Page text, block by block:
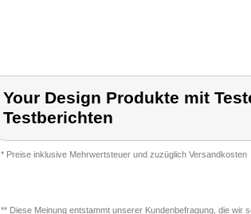
Your Design Produkte mit
Testberichten
* Preise inklusive Mehrwertsteuer und zuzüglich Versandkosten
** Diese Meinung entstammt unserer Kundenbefragung, die wir